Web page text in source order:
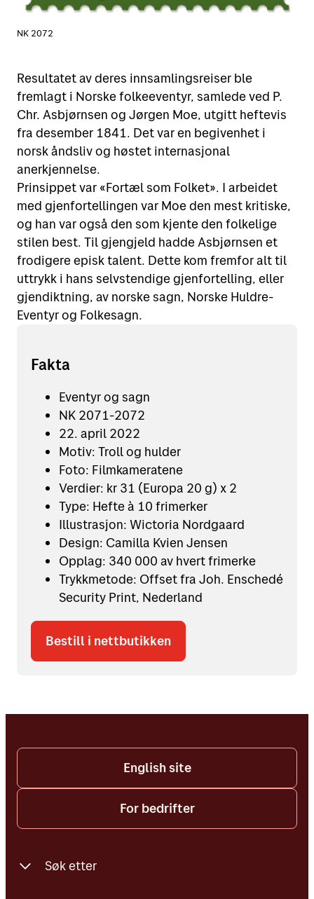
NK 2072
Resultatet av deres innsamlingsreiser ble
fremlagt i Norske folkeeventyr, samlede ved P.
Chr. Asbjørnsen og Jørgen Moe, utgitt heftevis
fra desember 1841. Det var en begivenhet i
norsk åndsliv og høstet internasjonal
anerkjennelse.
Prinsippet var «Fortæl som Folket». I arbeidet
med gjenfortellingen var Moe den mest kritiske,
og han var også den som kjente den folkelige
stilen best. Til gjengjeld hadde Asbjørnsen et
frodigere episk talent. Dette kom fremfor alt til
uttrykk i hans selvstendige gjenfortelling, eller
gjendiktning, av norske sagn, Norske Huldre-
Eventyr og Folkesagn.
Fakta
Eventyr og sagn
NK 2071-2072
22. april 2022
Motiv: Troll og hulder
Foto: Filmkameratene
Verdier: kr 31 (Europa 20 g) x 2
Type: Hefte à 10 frimerker
Illustrasjon: Wictoria Nordgaard
Design: Camilla Kvien Jensen
Opplag: 340 000 av hvert frimerke
Trykkmetode: Offset fra Joh. Enschedé
Security Print, Nederland
Bestill i nettbutikken
English site
For bedrifter
Søk etter